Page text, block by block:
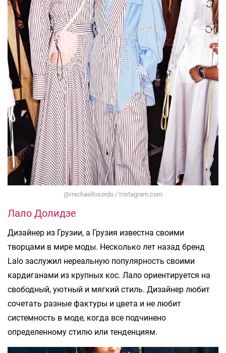
@michaellosordo / Instagram.com
Лало Долидзе
Дизайнер из Грузии, а Грузия известна своими
творцами в мире моды. Несколько лет назад бренд
Lalo заслужил нереальную популярность своими
кардиганами из крупных кос. Лало ориентируется на
свободный, уютный и мягкий стиль. Дизайнер любит
сочетать разные фактуры и цвета и не любит
системность в моде, когда все подчинено
определенному стилю или тенденциям.